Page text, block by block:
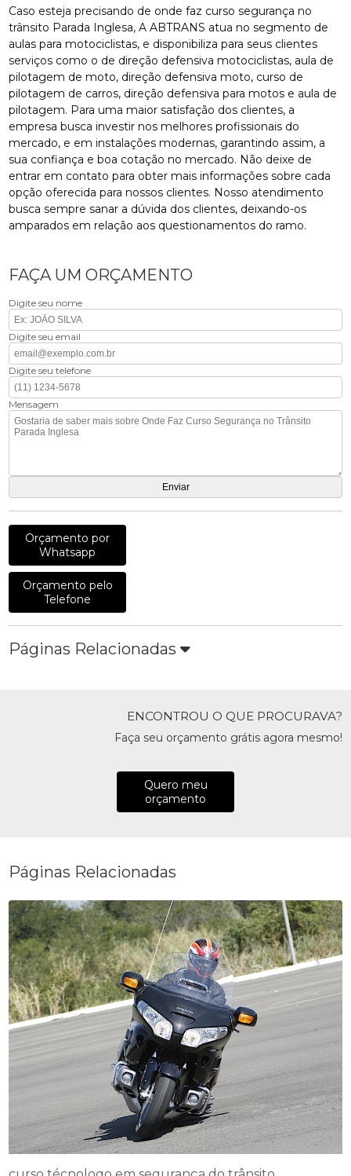
Caso esteja precisando de onde faz curso segurança no
trânsito Parada Inglesa, A ABTRANS atua no segmento de
aulas para motociclistas, e disponibiliza para seus clientes
serviços como o de direção defensiva motociclistas, aula de
pilotagem de moto, direção defensiva moto, curso de
pilotagem de carros, direção defensiva para motos e aula de
pilotagem. Para uma maior satisfação dos clientes, a
empresa busca investir nos melhores profissionais do
mercado, e em instalações modernas, garantindo assim, a
sua confiança e boa cotação no mercado. Não deixe de
entrar em contato para obter mais informações sobre cada
opção oferecida para nossos clientes. Nosso atendimento
busca sempre sanar a dúvida dos clientes, deixando-os
amparados em relação aos questionamentos do ramo.
FAÇA UM ORÇAMENTO
Digite seu nome
Digite seu email
Digite seu telefone
Mensagem
Orçamento por
Whatsapp
Orçamento pelo
Telefone
Páginas Relacionadas
ENCONTROU O QUE PROCURAVA?
Faça seu orçamento grátis agora mesmo!
Quero meu
orçamento
Páginas Relacionadas